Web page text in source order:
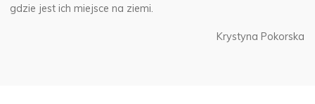
gdzie jest ich miejsce na ziemi.
Krystyna Pokorska